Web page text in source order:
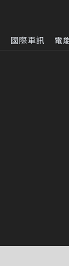
國際車訊 電